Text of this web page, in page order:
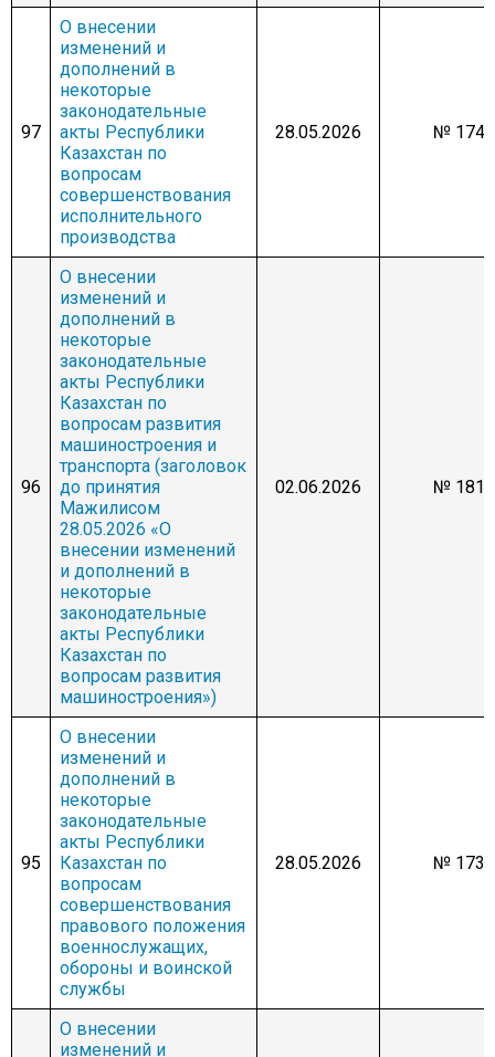
97
О внесении
изменений и
дополнений в
некоторые
законодательные
акты Республики
Казахстан по
вопросам
совершенствования
исполнительного
производства
28.05.2026 № 1744
96
О внесении
изменений и
дополнений в
некоторые
законодательные
акты Республики
Казахстан по
вопросам развития
машиностроения и
транспорта (заголовок
до принятия
Мажилисом
28.05.2026 «О
внесении изменений
и дополнений в
некоторые
законодательные
акты Республики
Казахстан по
вопросам развития
машиностроения»)
02.06.2026 № 1817
95
О внесении
изменений и
дополнений в
некоторые
законодательные
акты Республики
Казахстан по
вопросам
совершенствования
правового положения
военнослужащих,
обороны и воинской
службы
28.05.2026 № 1738
О внесении
изменений и